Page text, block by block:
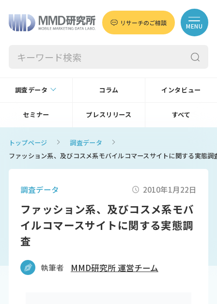
リサーチのご相談 MENU
調査データ コラム インタビュー
セミナー プレスリリース すべて
トップページ
調査データ
ファッション系、及びコスメ系モバイルコマースサイトに関する実態調
調査データ 2010年1月22日
ファッション系、及びコスメ系モバ
イルコマースサイトに関する実態調
査
執筆者 MMD研究所 運営チーム